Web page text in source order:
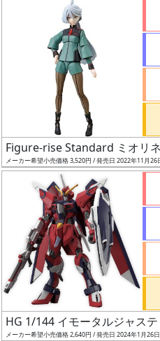
グ
レ
ー
ー
ル
Figure-rise Standard ミオリ
メーカー希望小売価格 3,520円 / 発売日 2022年11月26
HG 1/144 イモータルジャス
メーカー希望小売価格 2,640円 / 発売日 2024年1月26日